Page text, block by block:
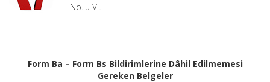
No.lu V…
Form Ba – Form Bs Bildirimlerine Dâhil Edilmemesi
Gereken Belgeler